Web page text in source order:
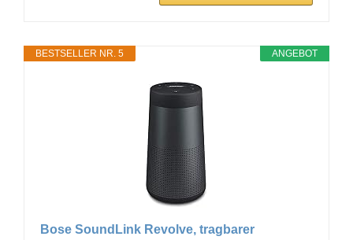
ANGEBOT
BESTSELLER NR. 5
Bose SoundLink Revolve, tragbarer